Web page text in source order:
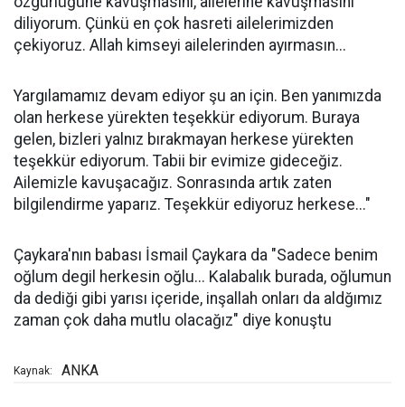
diliyorum. Çünkü en çok hasreti ailelerimizden
çekiyoruz. Allah kimseyi ailelerinden ayırmasın...
Yargılamamız devam ediyor şu an için. Ben yanımızda
olan herkese yürekten teşekkür ediyorum. Buraya
gelen, bizleri yalnız bırakmayan herkese yürekten
teşekkür ediyorum. Tabii bir evimize gideceğiz.
Ailemizle kavuşacağız. Sonrasında artık zaten
bilgilendirme yaparız. Teşekkür ediyoruz herkese..."
Çaykara'nın babası İsmail Çaykara da "Sadece benim
oğlum degil herkesin oğlu... Kalabalık burada, oğlumun
da dediği gibi yarısı içeride, inşallah onları da aldğımız
zaman çok daha mutlu olacağız" diye konuştu
Kaynak: ANKA